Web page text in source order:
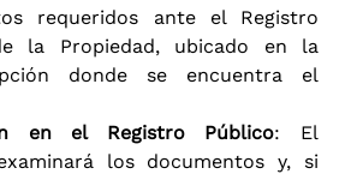
requeridos ante el Registro
la Propiedad, ubicado en la
donde se encuentra el
en el Registro Público: El
los documentos y, si